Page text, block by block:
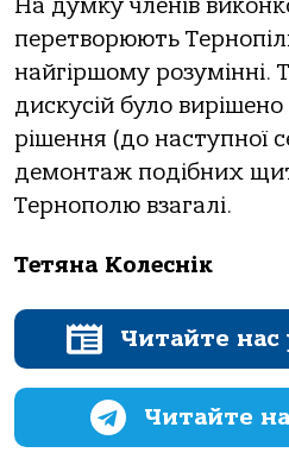
На думку членів
перетворюють
найгіршому розумінні.
дискусій було
рішення (до наступної
демонтаж подібних
Тернополю взагалі.
Тетяна Колеснік
Читайте нас
Читайте